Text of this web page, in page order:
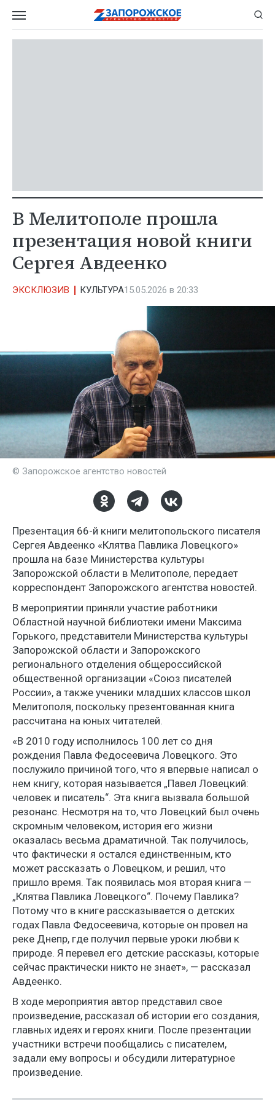
В Мелитополе прошла
презентация новой книги
Сергея Авдеенко
ЭКСКЛЮЗИВ КУЛЬТУРА15.05.2026 в 20:33
© Запорожское агентство новостей
Презентация 66-й книги мелитопольского писателя
Сергея Авдеенко «Клятва Павлика Ловецкого»
прошла на базе Министерства культуры
Запорожской области в Мелитополе, передает
корреспондент Запорожского агентства новостей.
В мероприятии приняли участие работники
Областной научной библиотеки имени Максима
Горького, представители Министерства культуры
Запорожской области и Запорожского
регионального отделения общероссийской
общественной организации «Союз писателей
России», а также ученики младших классов школ
Мелитополя, поскольку презентованная книга
рассчитана на юных читателей.
«В 2010 году исполнилось 100 лет со дня
рождения Павла Федосеевича Ловецкого. Это
послужило причиной того, что я впервые написал о
нем книгу, которая называется „Павел Ловецкий:
человек и писатель“. Эта книга вызвала большой
резонанс. Несмотря на то, что Ловецкий был очень
скромным человеком, история его жизни
оказалась весьма драматичной. Так получилось,
что фактически я остался единственным, кто
может рассказать о Ловецком, и решил, что
пришло время. Так появилась моя вторая книга —
„Клятва Павлика Ловецкого“. Почему Павлика?
Потому что в книге рассказывается о детских
годах Павла Федосеевича, которые он провел на
реке Днепр, где получил первые уроки любви к
природе. Я перевел его детские рассказы, которые
сейчас практически никто не знает», — рассказал
Авдеенко.
В ходе мероприятия автор представил свое
произведение, рассказал об истории его создания,
главных идеях и героях книги. После презентации
участники встречи пообщались с писателем,
задали ему вопросы и обсудили литературное
произведение.